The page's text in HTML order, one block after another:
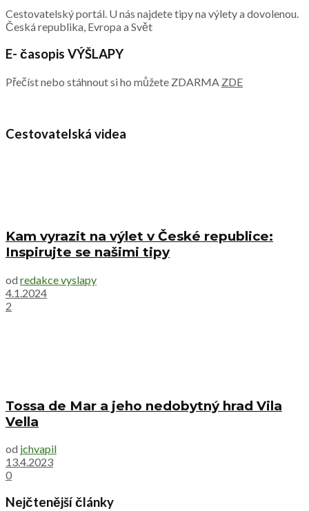
Cestovatelský portál. U nás najdete tipy na výlety a dovolenou.
Česká republika, Evropa a Svět
E- časopis VÝŠLAPY
Přečíst nebo stáhnout si ho můžete ZDARMA ZDE
Cestovatelská videa
Kam vyrazit na výlet v České republice:
Inspirujte se našimi tipy
od redakce vyslapy
4.1.2024
2
Tossa de Mar a jeho nedobytný hrad Vila
Vella
od jchvapil
13.4.2023
0
Nejčtenější články